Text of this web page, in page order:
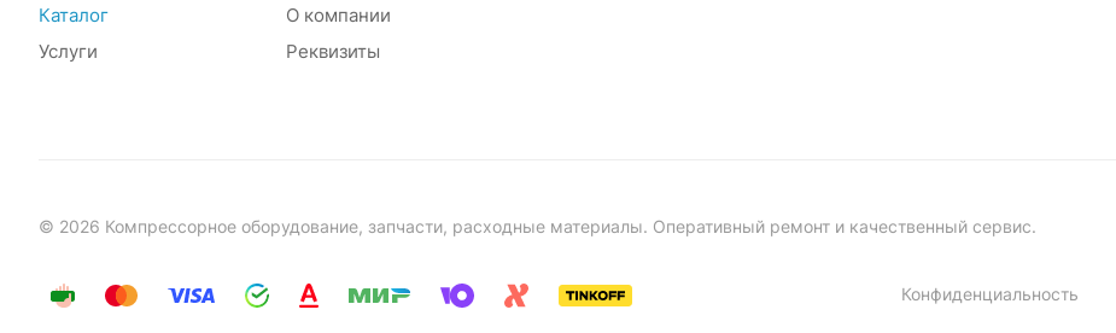
Каталог
Услуги
О компании
Реквизиты
© 2026 Компрессорное оборудование, запчасти, расходные материалы. Оперативный ремонт и качественный сервис.
Конфиденциальность